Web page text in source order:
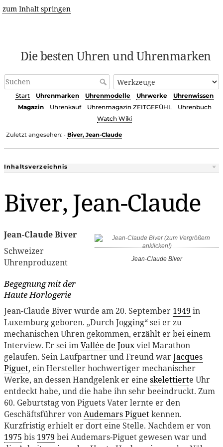
zum Inhalt springen
Die besten Uhren und Uhrenmarken
Start Uhrenmarken Uhrenmodelle Uhrwerke
Uhrenwissen
Magazin
Uhrenkauf Uhrenmagazin ZEITGEFÜHL
Uhrenbuch
Watch Wiki
Zuletzt angesehen: • Biver, Jean-Claude
Inhaltsverzeichnis
Biver, Jean-Claude
Jean-Claude Biver
Jean-Claude Biver
Schweizer
Uhrenproduzent
Begegnung mit der
Haute Horlogerie
Jean-Claude Biver wurde am 20. September 1949 in
Luxemburg geboren. „Durch Jogging“ sei er zu
mechanischen Uhren gekommen, erzählt er bei einem
Interview. Er sei imVallée de Jouxviel Marathon
gelaufen. Sein Laufpartner und Freund warJacques
Piguet, ein Hersteller hochwertiger mechanischer
Werke, an dessen Handgelenk er eine skelettierte Uhr
entdeckt habe, und die habe ihn sehr beeindruckt. Zum
60. Geburtstag von Piguets Vater lernte er den
Geschäftsführer vonAudemars Piguetkennen.
Kurzfristig erhielt er dort eine Stelle. Nachdem er von
1975 bis 1979 bei Audemars-Piguet gewesen war und